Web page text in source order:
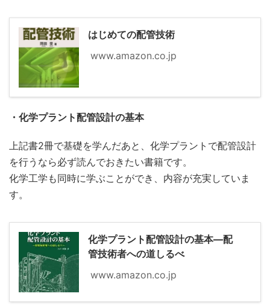
はじめての配管技術
www.amazon.co.jp
・化学プラント配管設計の基本
上記書2冊で基礎を学んだあと、化学プラントで配管設計
を行うなら必ず読んでおきたい書籍です。
化学工学も同時に学ぶことができ、内容が充実していま
す。
化学プラント配管設計の基本―配
管技術者への道しるべ
www.amazon.co.jp